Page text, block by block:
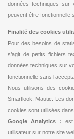
données techniques sur
peuvent être fonctionnelle
Finalité des cookies
Pour des besoins de
s’agit de petits fichiers
données techniques sur
fonctionnelle sans
Nous utilisons des
Smartlook, Mautic. Les
cookies sont utilisées
Google Analytics :
est
utilisateur sur notre site